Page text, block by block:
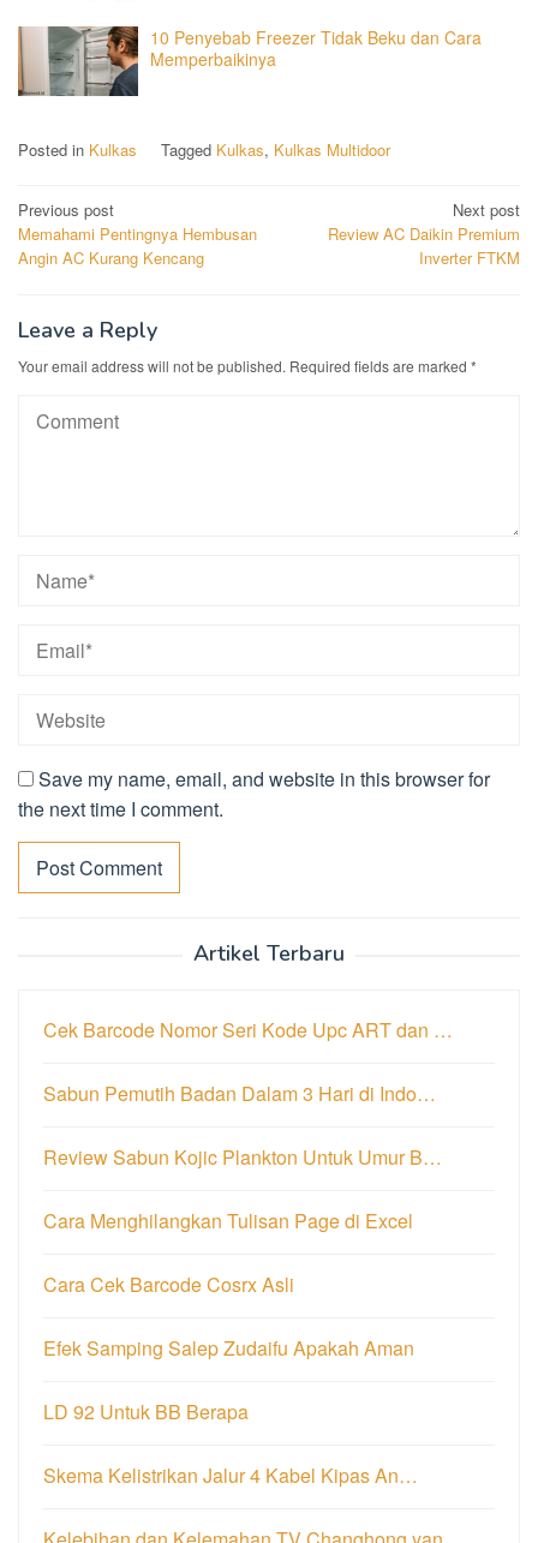
10 Penyebab Freezer Tidak Beku dan Cara
Memperbaikinya
Posted in Kulkas Tagged Kulkas, Kulkas Multidoor
Post
navigation
Previous post
Memahami Pentingnya Hembusan
Angin AC Kurang Kencang
Next post
Review AC Daikin Premium
Inverter FTKM
Leave a Reply
Your email address will not be published. Required fields are marked *
Save my name, email, and website in this browser for
the next time I comment.
Artikel Terbaru
Cek Barcode Nomor Seri Kode Upc ART dan …
Sabun Pemutih Badan Dalam 3 Hari di Indo…
Review Sabun Kojic Plankton Untuk Umur B…
Cara Menghilangkan Tulisan Page di Excel
Cara Cek Barcode Cosrx Asli
Efek Samping Salep Zudaifu Apakah Aman
LD 92 Untuk BB Berapa
Skema Kelistrikan Jalur 4 Kabel Kipas An…